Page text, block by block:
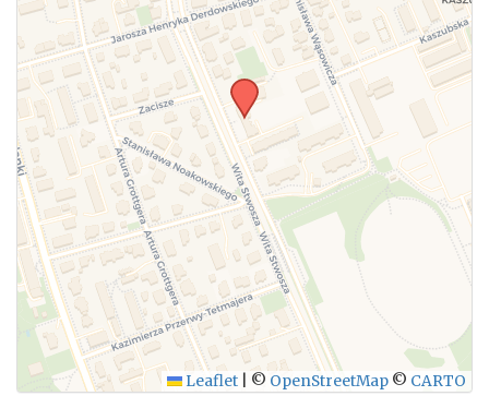
WYŚLIJ
Leaflet © OpenStreetMap © CARTO